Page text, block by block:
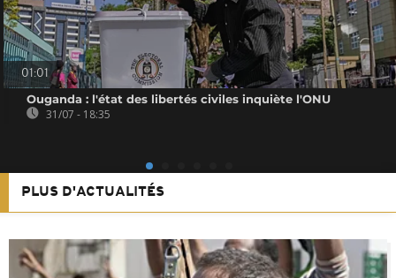
01:01
Ouganda : l'état des libertés civiles inquiète l'ONU
31/07 - 18:35
PLUS D'ACTUALITÉS